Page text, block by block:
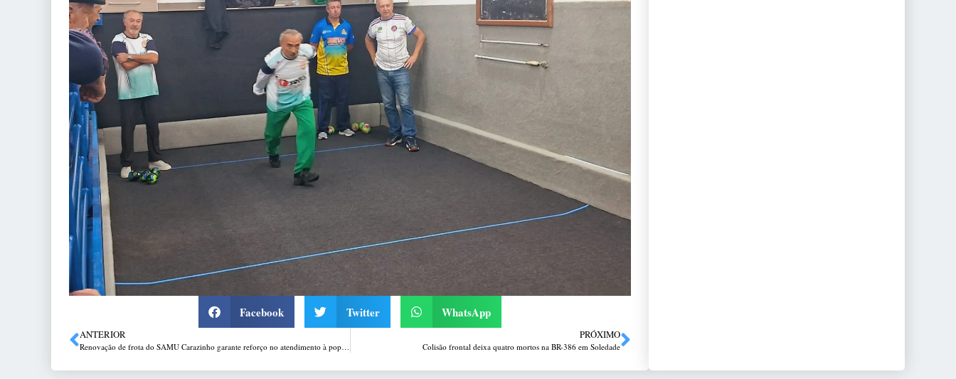
Facebook Twitter WhatsApp
ANTERIOR
Renovação de frota do SAMU Carazinho garante reforço no atendimento à população
PRÓXIMO
Colisão frontal deixa quatro mortos na BR-386 em Soledade